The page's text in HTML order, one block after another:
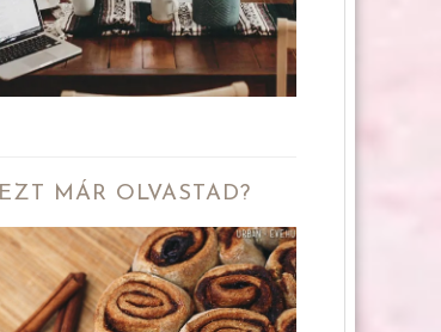
EZT MÁR OLVASTAD?